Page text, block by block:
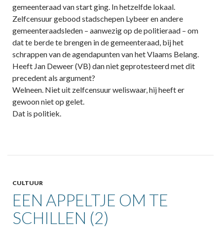
gemeenteraad van start ging. In hetzelfde lokaal.
Zelfcensuur gebood stadschepen Lybeer en andere
gemeenteraadsleden – aanwezig op de politieraad – om
dat te berde te brengen in de gemeenteraad, bij het
schrappen van de agendapunten van het Vlaams Belang.
Heeft Jan Deweer (VB) dan niet geprotesteerd met dit
precedent als argument?
Welneen. Niet uit zelfcensuur weliswaar, hij heeft er
gewoon niet op gelet.
Dat is politiek.
CULTUUR
EEN APPELTJE OM TE
SCHILLEN (2)